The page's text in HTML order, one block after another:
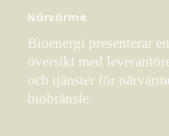
Närvärme
Bioenergi presenterar
översikt med
och tjänster för
biobränsle.